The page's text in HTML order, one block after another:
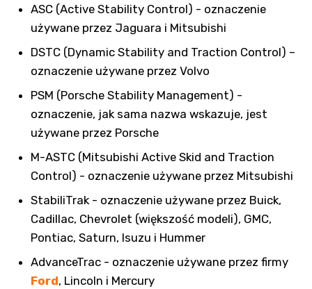
ASC (Active Stability Control) - oznaczenie
używane przez Jaguara i Mitsubishi
DSTC (Dynamic Stability and Traction Control) –
oznaczenie używane przez Volvo
PSM (Porsche Stability Management) -
oznaczenie, jak sama nazwa wskazuje, jest
używane przez Porsche
M-ASTC (Mitsubishi Active Skid and Traction
Control) - oznaczenie używane przez Mitsubishi
StabiliTrak - oznaczenie używane przez Buick,
Cadillac, Chevrolet (większość modeli), GMC,
Pontiac, Saturn, Isuzu i Hummer
AdvanceTrac - oznaczenie używane przez firmy
Ford, Lincoln i Mercury